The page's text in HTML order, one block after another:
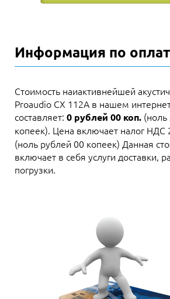
Информация по
Стоимость наиактивнейшей
Proaudio CX 112A в нашем
составляет: 0 рублей 00 коп. (ноль
копеек). Цена включает налог НДС
(ноль рублей 00 копеек) Данная
включает в себя услуги доставки,
погрузки.